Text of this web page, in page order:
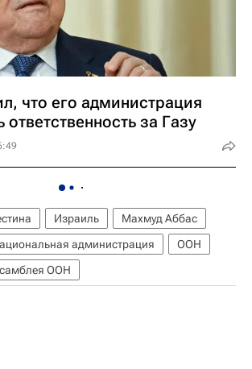
что его администрация
ответственность за Газу
Израиль
Махмуд Аббас
администрация
ООН
ООН